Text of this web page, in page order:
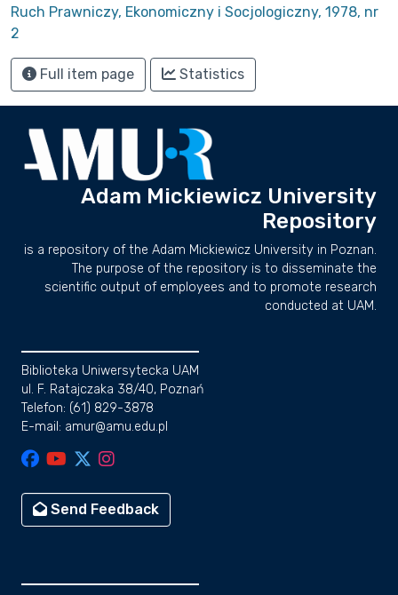
Ruch Prawniczy, Ekonomiczny i Socjologiczny, 1978, nr
2
Full item page Statistics
Adam Mickiewicz University
Repository
is a repository of the Adam Mickiewicz University in Poznan.
The purpose of the repository is to disseminate the
scientific output of employees and to promote research
conducted at UAM.
Biblioteka Uniwersytecka UAM
ul. F. Ratajczaka 38/40, Poznań
Telefon: (61) 829-3878
E-mail: amur@amu.edu.pl
Send Feedback